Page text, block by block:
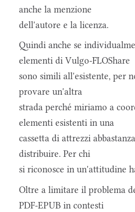
anche la menzione
dell'autore e la licenza.
Quindi anche se
elementi di Vulgo-FLOShare
sono simili all'esistente, per
provare un'altra
strada perché miriamo a
elementi esistenti in una
cassetta di attrezzi
distribuire. Per chi
si riconosce in un'attitudine
Oltre a limitare il problema
PDF-EPUB in contesti